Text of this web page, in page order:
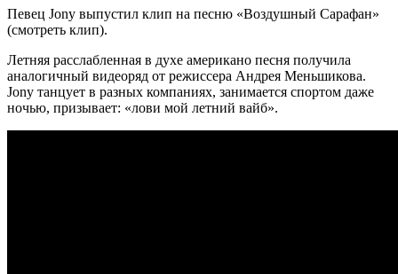
Певец Jony выпустил клип на песню «Воздушный Сарафан»
(смотреть клип).
Летняя расслабленная в духе американо песня получила
аналогичный видеоряд от режиссера Андрея Меньшикова.
Jony танцует в разных компаниях, занимается спортом даже
ночью, призывает: «лови мой летний вайб».